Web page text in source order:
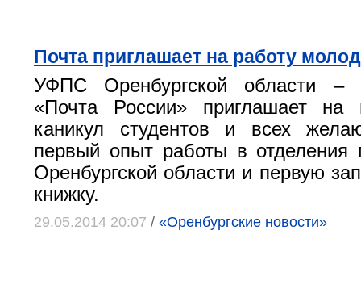
Почта приглашает на работу
УФПС Оренбургской области
«Почта России» приглашает на
каникул студентов и всех
первый опыт работы в отделения
Оренбургской области и первую
книжку.
29.05.2014 20:07 / «Оренбургские новости»